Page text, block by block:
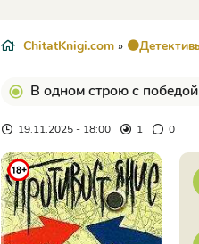
ChitatKnigi.com »
В одном строю с
19.11.2025 - 18:00 1 0